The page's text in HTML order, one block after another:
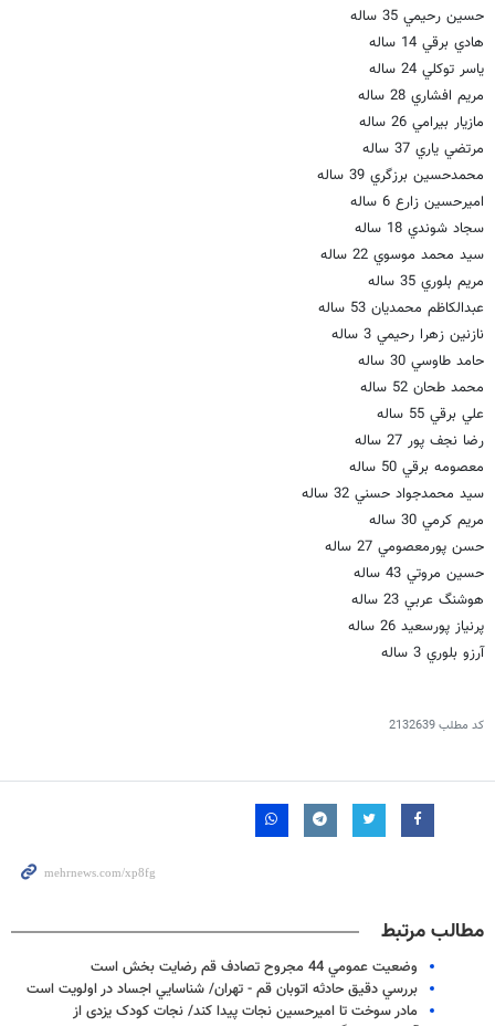
حسين رحيمي 35 ساله
هادي برقي 14 ساله
ياسر توكلي 24 ساله
مريم افشاري 28 ساله
مازيار بيرامي 26 ساله
مرتضي ياري 37 ساله
محمدحسين برزگري 39 ساله
اميرحسين زارع 6 ساله
سجاد شوندي 18 ساله
سيد محمد موسوي 22 ساله
مريم بلوري 35 ساله
عبدالكاظم محمديان 53 ساله
نازنين زهرا رحيمي 3 ساله
حامد طاوسي 30 ساله
محمد طحان 52 ساله
علي برقي 55 ساله
رضا نجف پور 27 ساله
معصومه برقي 50 ساله
سيد محمدجواد حسني 32 ساله
مريم كرمي 30 ساله
حسن پورمعصومي 27 ساله
حسين مروتي 43 ساله
هوشنگ عربي 23 ساله
پرنياز پورسعيد 26 ساله
آرزو بلوري 3 ساله
کد مطلب2132639
مطالب مرتبط
وضعيت عمومي 44 مجروح تصادف قم رضايت بخش است
بررسي دقيق حادثه اتوبان قم - تهران/ شناسايي اجساد در اولويت است
مادر سوخت تا امیرحسین نجات پیدا کند/ نجات کودک یزدی از